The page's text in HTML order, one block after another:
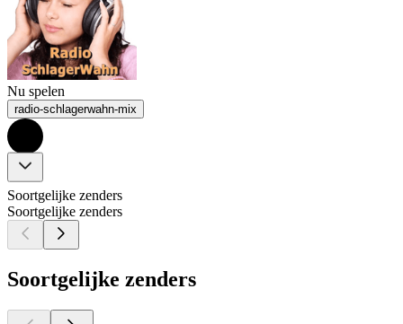
Nu spelen
radio-schlagerwahn-mix
Soortgelijke zenders
Soortgelijke zenders
Soortgelijke zenders